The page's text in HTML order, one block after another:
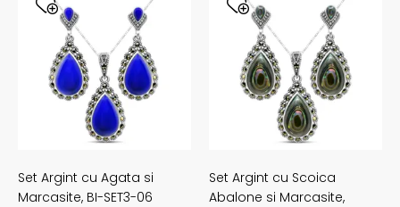
Set Argint cu Agata si
Marcasite, BI-SET3-06
Set Argint cu Scoica
Abalone si Marcasite,